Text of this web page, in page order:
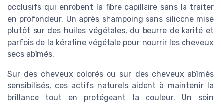
occlusifs qui enrobent la fibre capillaire sans la traiter
en profondeur. Un après shampoing sans silicone mise
plutôt sur des huiles végétales, du beurre de karité et
parfois de la kératine végétale pour nourrir les cheveux
secs abîmés.
Sur des cheveux colorés ou sur des cheveux abîmés
sensibilisés, ces actifs naturels aident à maintenir la
brillance tout en protégeant la couleur. Un soin